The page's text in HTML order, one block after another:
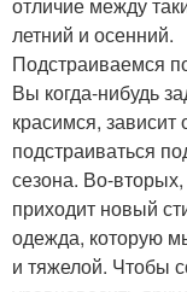
отличие между
летний и осенний.
Подстраиваемся
Вы когда-нибудь
красимся,
подстраиваться
сезона. Во-
приходит новый
одежда, которую
и тяжелой. Чтобы